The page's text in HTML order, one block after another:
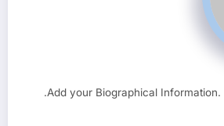
Add your Biographical Information.